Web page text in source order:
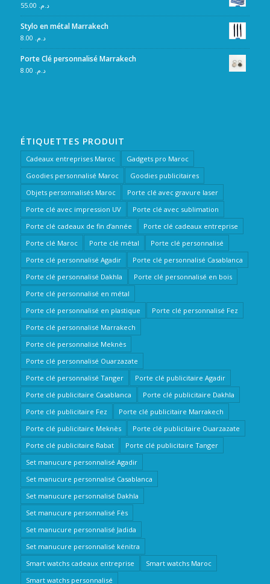
د.م.
Stylo en métal Marrakech
د.م.
Porte Clé personnalisé Marrakech
د.م.
ÉTIQUETTES PRODUIT
Cadeaux entreprises Maroc
Gadgets pro Maroc
Goodies personnalisé Maroc
Goodies publicitaires
Objets personnalisés Maroc
Porte clé avec gravure laser
Porte clé avec impression UV
Porte clé avec sublimation
Porte clé cadeaux de fin d’année
Porte clé cadeaux entreprise
Porte clé Maroc
Porte clé métal
Porte clé personnalisé
Porte clé personnalisé Agadir
Porte clé personnalisé Casablanca
Porte clé personnalisé Dakhla
Porte clé personnalisé en bois
Porte clé personnalisé en métal
Porte clé personnalisé en plastique
Porte clé personnalisé Fez
Porte clé personnalisé Marrakech
Porte clé personnalisé Meknès
Porte clé personnalisé Ouarzazate
Porte clé personnalisé Tanger
Porte clé publicitaire Agadir
Porte clé publicitaire Casablanca
Porte clé publicitaire Dakhla
Porte clé publicitaire Fez
Porte clé publicitaire Marrakech
Porte clé publicitaire Meknès
Porte clé publicitaire Ouarzazate
Porte clé publicitaire Rabat
Porte clé publicitaire Tanger
Set manucure personnalisé Agadir
Set manucure personnalisé Casablanca
Set manucure personnalisé Dakhla
Set manucure personnalisé Fès
Set manucure personnalisé Jadida
Set manucure personnalisé kénitra
Smart watchs cadeaux entreprise
Smart watchs Maroc
Smart watchs personnalisé